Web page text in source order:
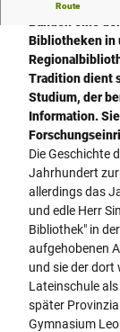
Route
Bibliotheken in
Tradition dient
Studium, der
Information.
Die Geschichte
Jahrhundert
allerdings das
und edle Herr
Bibliothek" in
aufgehobenen
und sie der dort
Lateinschule
später
Gymnasium